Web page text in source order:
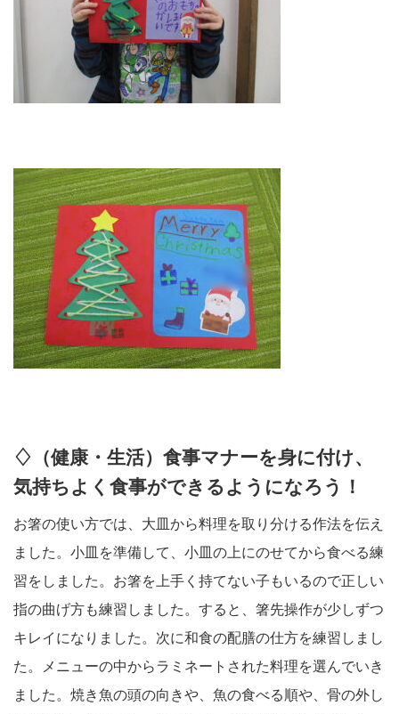
♢（健康・生活）食事マナーを身に付け、
気持ちよく食事ができるようになろう！
お箸の使い方では、大皿から料理を取り分ける作法を伝え
ました。小皿を準備して、小皿の上にのせてから食べる練
習をしました。お箸を上手く持てない子もいるので正しい
指の曲げ方も練習しました。すると、箸先操作が少しずつ
キレイになりました。次に和食の配膳の仕方を練習しまし
た。メニューの中からラミネートされた料理を選んでいき
ました。焼き魚の頭の向きや、魚の食べる順や、骨の外し